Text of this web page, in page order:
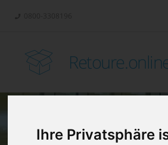
Ihre Privatsphäre